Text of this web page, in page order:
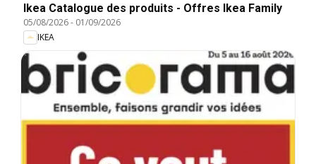
Ikea Catalogue des produits - Offres Ikea Family
05/08/2026- 01/09/2026
IKEA